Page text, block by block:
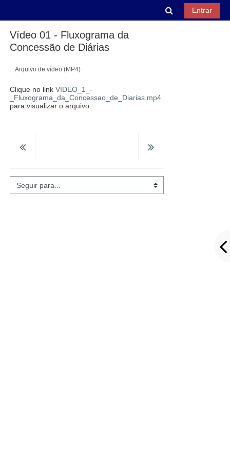
Alternar
Entrar
Vídeo 01 - Fluxograma da
Concessão de Diárias
Arquivo de vídeo (MP4)
Clique no linkVIDEO_1_-
_Fluxograma_da_Concessao_de_Diarias.mp4
para visualizar o arquivo.